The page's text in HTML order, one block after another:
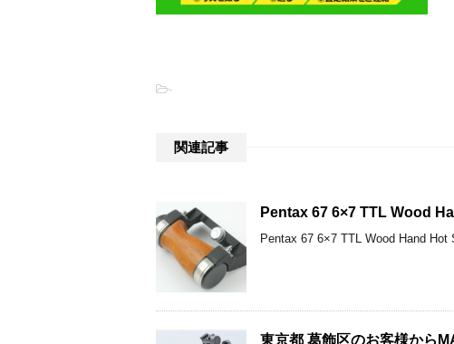
-
関連記事
Pentax 67 6×7 TTL Wood
Pentax 67 6×7 TTL Wood Hand Hot
東京都 葛飾区のお客様から